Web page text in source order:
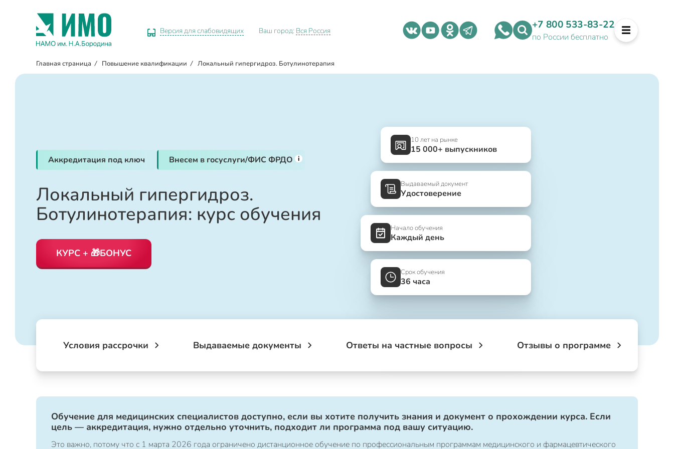
Версия для слабовидящих Ваш город: Вся Россия +7 800 533-83-22
по России бесплатно
Главная страница / Повышение квалификации / Локальный гипергидроз. Ботулинотерапия
Аккредитация под ключ Внесем в госуслуги/ФИС ФРДО i
Локальный гипергидроз.
Ботулинотерапия: курс обучения
КУРС + 🎁БОНУС
10 лет на рынке
15 000+ выпускников
Выдаваемый документ
Удостоверение
Начало обучения
Каждый день
Срок обучения
36 часа
Условия рассрочки Выдаваемые документы Ответы на частные вопросы Отзывы о программе
Обучение для медицинских специалистов доступно, если вы хотите получить знания и документ о прохождении курса. Если
цель — аккредитация, нужно отдельно уточнить, подходит ли программа под вашу ситуацию.
Это важно, потому что с 1 марта 2026 года ограничено дистанционное обучение по профессиональным программам медицинского и фармацевтического